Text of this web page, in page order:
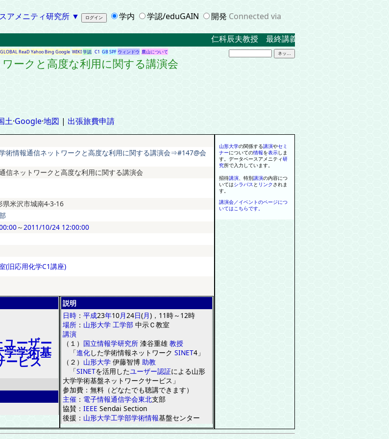
アメニティ研究所 ▼ 学内 学認/eduGAIN 開発 Connected via
仁科辰夫教授 最終講義 ２０２３．３．１７ 米
GLOBALReaD YahooBing Google WIKI学認 C1 GBSPF ウィンドウ 鷹山について
ークと高度な利用に関する講演会
土·Google·地図 | 出張旅費申請
学術情報通信ネットワークと高度な利用に関する講演会⇒#147@会
信ネットワークと高度な利用に関する講演会
県米沢市城南4-3-16
～2011/10/24 12:00:00
(旧応用化学C1講座)
ユーザー
学学術基
ービス
説明
日時 ： 平成23年10月24日(月) ， 11時～ 12時
場所 ： 山形大学 工学部 中示Ｃ教室
講演
（ １ ） 国立情報学研究所 漆谷重雄 教授
「進化した学術情報ネッ ト ワーク SINET4 」
（ ２ ） 山形大学 伊藤智博 助教
「SINETを活用したユーザー認証による山形
大学学術基盤ネッ ト ワークサービス 」
参加費 ： 無料 （ どなたでも聴講できます）
主催 ： 電子情報通信学会東北支部
協賛 ： IEEE Sendai Section
後援 ： 山形大学工学部学術情報基盤センター
山形大学の関係する講演やセミ
ナーについての情報を表示しま
す。 データベースアメニティ研
究所で入力しています。
招待講演、 特別講演の内容につ
いてはシラバスと リンクされま
す。
講演会／イベントのページにつ
いてはこちらです。